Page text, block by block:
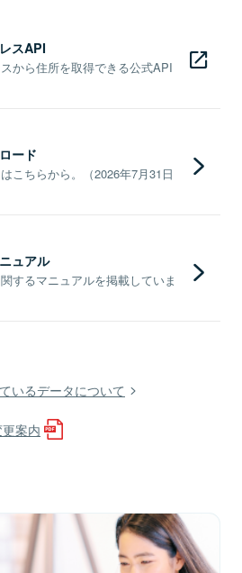
スAPI
から住所を取得できる公式API
ード
こちらから。（2026年7月31日
ュアル
するマニュアルを掲載していま
いるデータについて
案内